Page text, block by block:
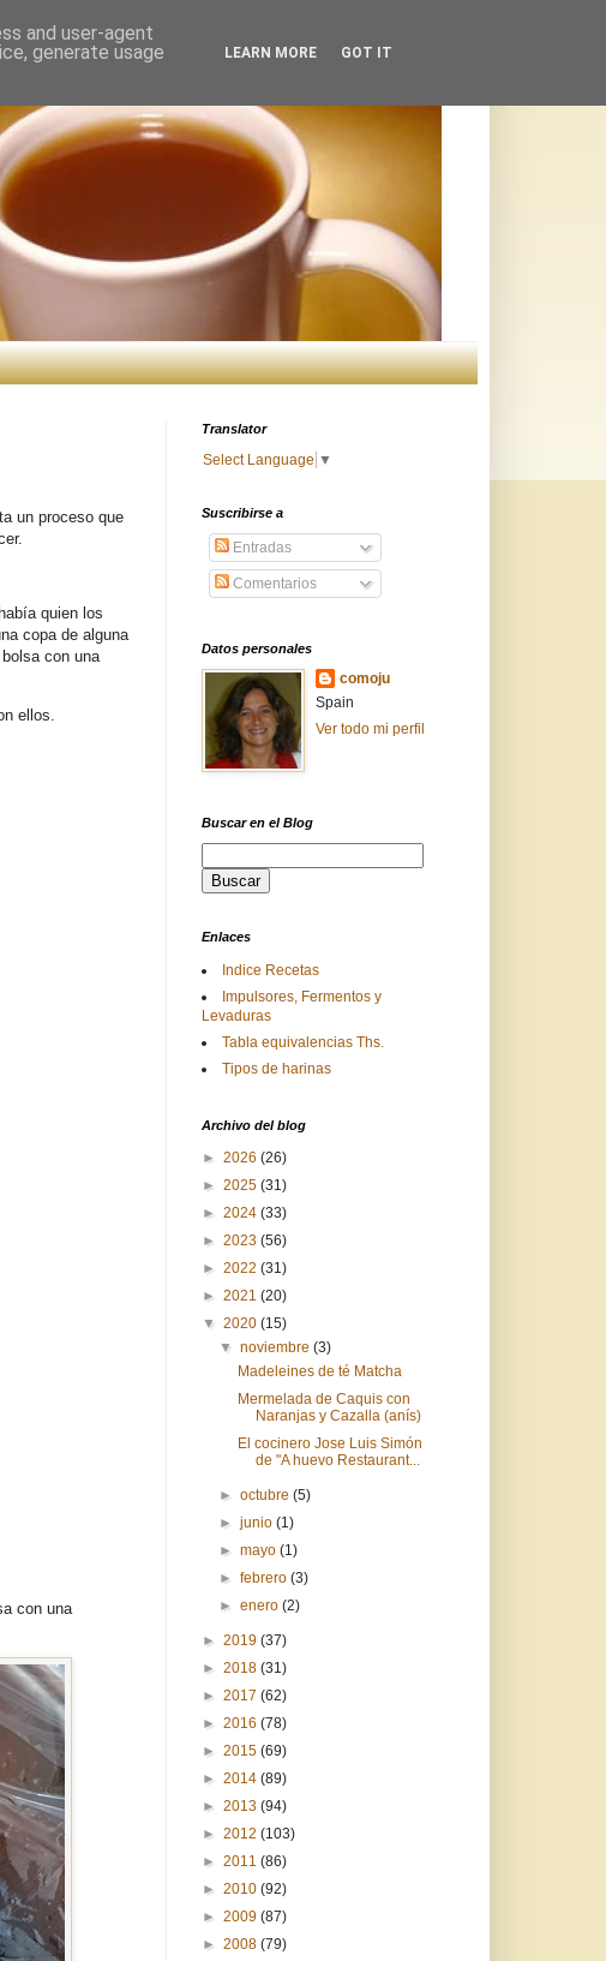
un proceso que
quien los
copa de alguna
con una
ellos.
con una
Translator
Select Language ▼
Suscribirse a
Entradas
Comentarios
Datos personales
comoju
Spain
Ver todo mi perfil
Buscar en el Blog
Enlaces
Indice Recetas
Impulsores, Fermentos y
Levaduras
Tabla equivalencias Ths.
Tipos de harinas
Archivo del blog
► 2026 (26)
► 2025 (31)
► 2024 (33)
► 2023 (56)
► 2022 (31)
► 2021 (20)
▼ 2020 (15)
▼noviembre(3)
Madeleines de té Matcha
Mermelada de Caquis con
Naranjas y Cazalla (anís)
El cocinero Jose Luis Simón
de "A huevo Restaurant...
►octubre(5)
►junio(1)
►mayo(1)
►febrero(3)
►enero(2)
► 2019 (37)
► 2018 (31)
► 2017 (62)
► 2016 (78)
► 2015 (69)
► 2014 (89)
► 2013 (94)
► 2012 (103)
► 2011 (86)
► 2010 (92)
► 2009 (87)
► 2008 (79)
and user-agent
generate usage
LEARN MORE GOT IT